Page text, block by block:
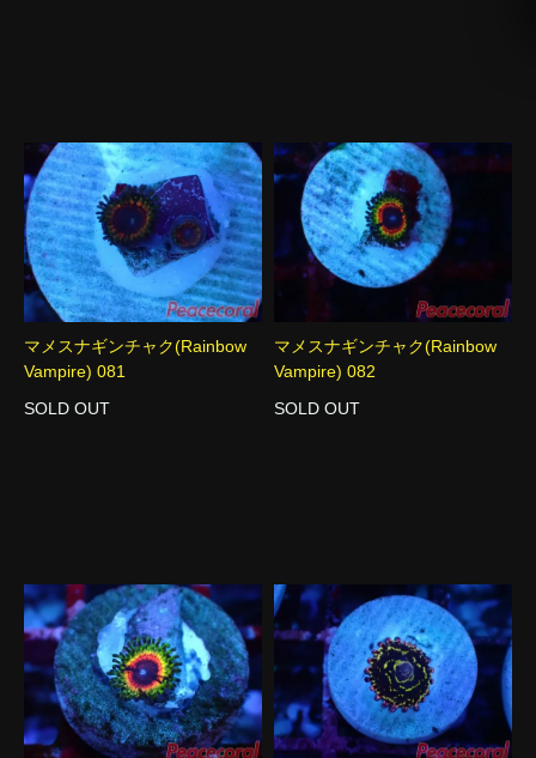
マメスナギンチャク(Rainbow
Vampire) 081
SOLD OUT
マメスナギンチャク(Rainbow
Vampire) 082
SOLD OUT